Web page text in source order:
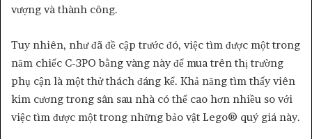
vượng và thành công.
Tuy nhiên, như đã đề cập trước đó, việc tìm được một trong
năm chiếc C-3PO bằng vàng này để mua trên thị trường
phụ cận là một thử thách đáng kể. Khả năng tìm thấy viên
kim cương trong sân sau nhà có thể cao hơn nhiều so với
việc tìm được một trong những bảo vật Lego® quý giá này.